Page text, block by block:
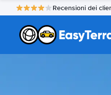
Recensioni dei